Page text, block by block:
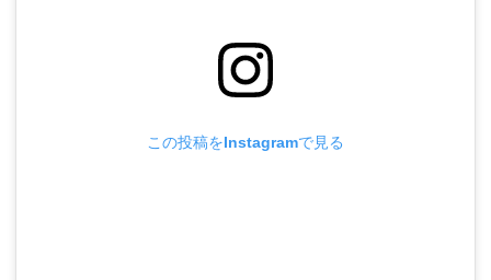
この投稿をInstagramで見る